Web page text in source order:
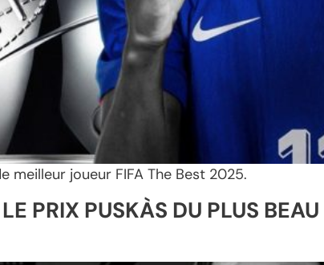
meilleur joueur FIFA The Best 2025.
PRIX PUSKÀS DU PLUS